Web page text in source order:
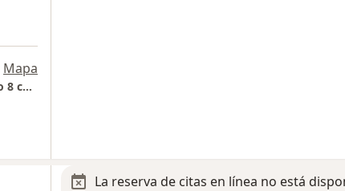
Mapa
Hospital Angeles Pedregal Torre Medica III piso 8 consultorio 887c
La reserva de citas en línea no está